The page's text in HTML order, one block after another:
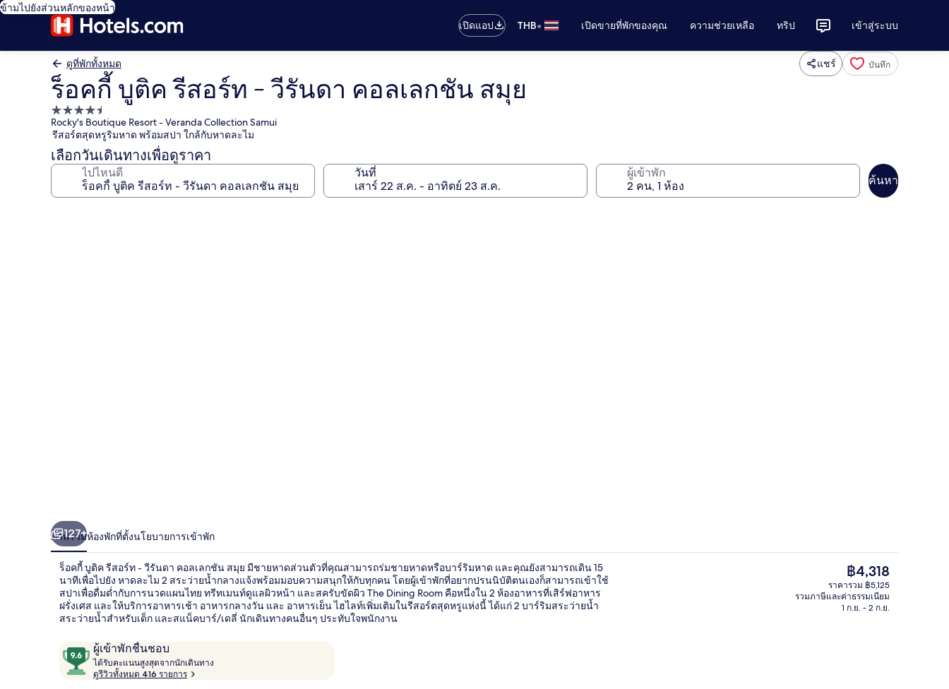
ข้ามไปยังส่วนหลักของหน้า
เปิดแอป
THB• เปิดขายที่พักของคุณ ความช่วยเหลือ ทริป เข้าสู่ระบบ
ดูที่พักทั้งหมด แชร์ บันทึก
ร็อคกี้ บูติค รีสอร์ท - วีรันดา คอลเลกชัน สมุย
ที่พัก
4.5
ดาว
Rocky's Boutique Resort - Veranda Collection Samui
รีสอร์ตสุดหรูริมหาด พร้อมสปา ใกล้กับหาดละไม
เลือกวันเดินทางเพื่อดูราคา
ไปไหนดี วันที่ ผู้เข้าพัก
ค้นหา
ชัน
สมุย
Lofty Pool Access Ocean View | เครื่องนอนระดับพรีเมียม, เตียง Select Comfort, มินิบาร์
127+
ภาพรวมห้องพักที่ตั้งนโยบายการเข้าพัก
ร็อคกี้ บูติค รีสอร์ท - วีรันดา คอลเลกชัน สมุย มีชายหาดส่วนตัวที่คุณสามารถร่มชายหาดหรือบาร์ริมหาด และคุณยังสามารถเดิน 15
นาทีเพื่อไปยัง หาดละไม 2 สระว่ายน้ำกลางแจ้งพร้อมมอบความสนุกให้กับทุกคน โดยผู้เข้าพักที่อยากปรนนิบัติตนเองก็สามารถเข้าใช้
สปาเพื่อดื่มด่ำกับการนวดแผนไทย ทรีทเมนท์ดูแลผิวหน้า และสครับขัดผิว The Dining Room คือหนึ่งใน 2 ห้องอาหารที่เสิร์ฟอาหาร
ฝรั่งเศส และให้บริการอาหารเช้า อาหารกลางวัน และ อาหารเย็น ไฮไลท์เพิ่มเติมในรีสอร์ตสุดหรูแห่งนี้ ได้แก่ 2 บาร์ริมสระว่ายน้ำ
สระว่ายน้ำสำหรับเด็ก และสแน็คบาร์/เดลี่ นักเดินทางคนอื่นๆ ประทับใจพนักงาน
รีวิว ผู้เข้าพักชื่นชอบ
9.6
จาก
10,
ได้รับคะแนนสูงสุดจากนักเดินทาง
ดูรีวิวทั้งหมด 416 รายการ
ราคา
ปัจจุบัน
฿4,318
฿4,318
ราคารวม ฿5,125
รวมภาษีและค่าธรรมเนียม
1 ก.ย. - 2 ก.ย.